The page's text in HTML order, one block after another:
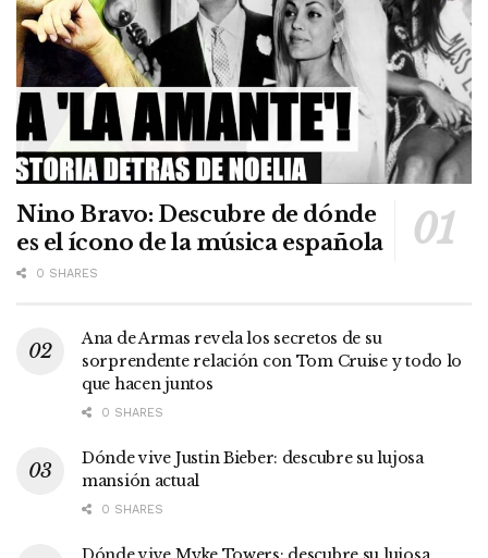
Nino Bravo: Descubre de dónde
es el ícono de la música española
0 SHARES
Ana de Armas revela los secretos de su
sorprendente relación con Tom Cruise y todo lo
que hacen juntos
0 SHARES
Dónde vive Justin Bieber: descubre su lujosa
mansión actual
0 SHARES